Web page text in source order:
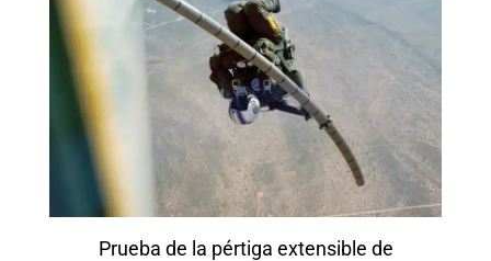
Prueba de la pértiga extensible de